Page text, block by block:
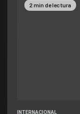
2 min de lectura
INTERNACIONAL